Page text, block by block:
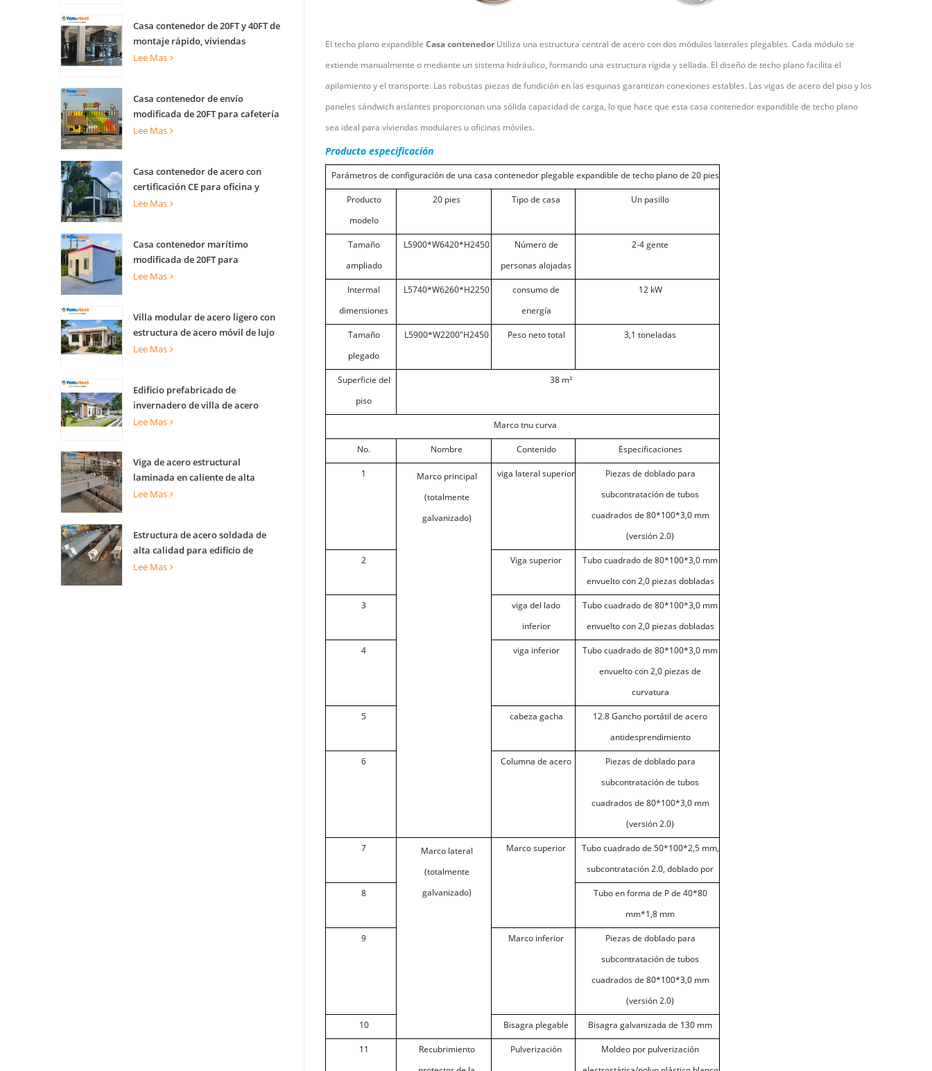
Casa contenedor de 20FT y 40FT de
montaje rápido, viviendas
prefabricadas para vivir
Lee Mas
Casa contenedor de envío
modificada de 20FT para cafetería
creativa, oficina y actividades
Lee Mas
Casa contenedor de acero con
certificación CE para oficina y
vivienda
Lee Mas
Casa contenedor marítimo
modificada de 20FT para
apartamentos
Lee Mas
Villa modular de acero ligero con
estructura de acero móvil de lujo
Lee Mas
Edificio prefabricado de
invernadero de villa de acero
ligero para complejo turístico
Lee Mas
Viga de acero estructural
laminada en caliente de alta
capacidad de carga para soporte
Lee Mas
Estructura de acero soldada de
alta calidad para edificio de
construcción
Lee Mas
El techo plano expandible Casa contenedor Utiliza una estructura central de acero con dos módulos laterales plegables. Cada módulo se
extiende manualmente o mediante un sistema hidráulico, formando una estructura rígida y sellada. El diseño de techo plano facilita el
apilamiento y el transporte. Las robustas piezas de fundición en las esquinas garantizan conexiones estables. Las vigas de acero del piso y los
paneles sándwich aislantes proporcionan una sólida capacidad de carga, lo que hace que esta casa contenedor expandible de techo plano
sea ideal para viviendas modulares u oficinas móviles.
Producto especificación
Parámetros de configuración de una casa contenedor plegable expandible de techo plano de 20 pies
Producto
modelo
20 pies Tipo de casa Un pasillo
Tamaño
ampliado
L5900*W6420*H2450
Número de
personas alojadas
2-4gente
Intermal
dimensiones
L5740*W6260*H2250
consumo de
energía
12 kW
Tamaño
plegado
L5900*W2200"H2450 Peso neto total 3,1 toneladas
Superficie del
piso
38 m²
Marco tnucurva
No. Nombre Contenido Especificaciones
1
Marco principal
(totalmente
galvanizado)
viga lateral superior
Piezas de doblado para
subcontratación de tubos
cuadrados de 80*100*3,0 mm
(versión 2.0)
2 Viga superior
Tubo cuadrado de 80*100*3,0 mm
envuelto con 2,0 piezas dobladas
3
viga del lado
inferior
Tubo cuadrado de 80*100*3,0 mm
envuelto con 2,0 piezas dobladas
4 viga inferior
Tubo cuadrado de 80*100*3,0 mm
envuelto con 2,0 piezas de
curvatura
5 cabeza gacha
12.8 Gancho portátil de acero
antidesprendimiento
6 Columna de acero
Piezas de doblado para
subcontratación de tubos
cuadrados de 80*100*3,0 mm
(versión 2.0)
7
Marco lateral
(totalmente
galvanizado)
Marco superior
Tubo cuadrado de 50*100*2,5 mm,
subcontratación 2.0, doblado por
8
Tubo en forma de P de 40*80
mm*1,8 mm
9 Marco inferior
Piezas de doblado para
subcontratación de tubos
cuadrados de 80*100*3,0 mm
(versión 2.0)
10 Bisagra plegable Bisagra galvanizada de 130 mm
11
Recubrimiento
Pulverización
Moldeo por pulverización